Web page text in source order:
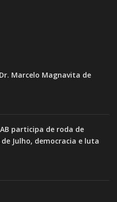
Marcelo Magnavita de
participa de roda de
Julho, democracia e luta